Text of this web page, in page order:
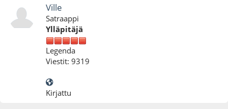
Ville
Satraappi
Ylläpitäjä
Legenda
Viestit: 9319
Kirjattu